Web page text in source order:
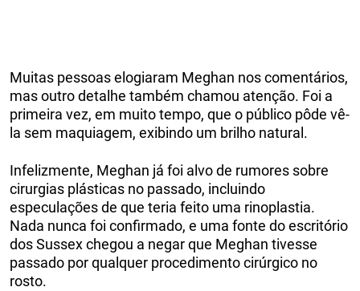
Muitas pessoas elogiaram Meghan nos comentários,
mas outro detalhe também chamou atenção. Foi a
primeira vez, em muito tempo, que o público pôde vê-
la sem maquiagem, exibindo um brilho natural.
Infelizmente, Meghan já foi alvo de rumores sobre
cirurgias plásticas no passado, incluindo
especulações de que teria feito uma rinoplastia.
Nada nunca foi confirmado, e uma fonte do escritório
dos Sussex chegou a negar que Meghan tivesse
passado por qualquer procedimento cirúrgico no
rosto.